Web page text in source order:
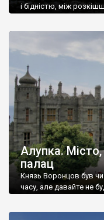
і бідністю, між
Алупка. Місто,
палац
Князь Воронцов був
часу, але давайте не